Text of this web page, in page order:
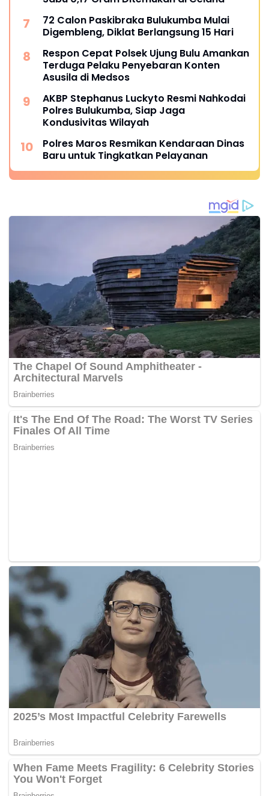
72 Calon Paskibraka Bulukumba Mulai
Digembleng, Diklat Berlangsung 15 Hari
Respon Cepat Polsek Ujung Bulu Amankan
Terduga Pelaku Penyebaran Konten
Asusila di Medsos
AKBP Stephanus Luckyto Resmi Nahkodai
Polres Bulukumba, Siap Jaga
Kondusivitas Wilayah
Polres Maros Resmikan Kendaraan Dinas
Baru untuk Tingkatkan Pelayanan